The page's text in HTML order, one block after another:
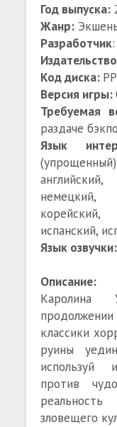
Год выпуска:
Жанр:
Разработчик
Код диска:
Версия игры:
Требуемая
раздаче
Язык
немецкий,
корейский,
испанский,
Язык озвучки:
Описание:
Каролина
классики
руины
используй
против
зловещего